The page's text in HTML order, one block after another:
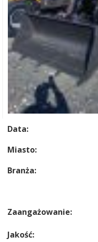
Data:
Miasto:
Branża:
Zaangażowanie:
Jakość: